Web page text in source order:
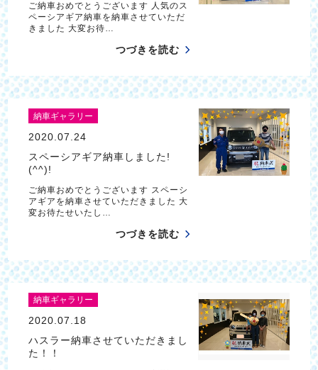
ご納車おめでとうございます 人気のス
ペーシアギア納車を納車させていただ
きました 大変お待…
つづきを読む
納車ギャラリー
2020.07.24
スペーシアギア納車しました!
(^^)!
ご納車おめでとうございます スペーシ
アギアを納車させていただきました 大
変お待たせいたし…
つづきを読む
納車ギャラリー
2020.07.18
ハスラー納車させていただきまし
た！！